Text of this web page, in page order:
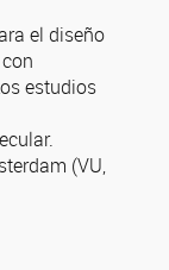
el diseño
estudios
(VU,